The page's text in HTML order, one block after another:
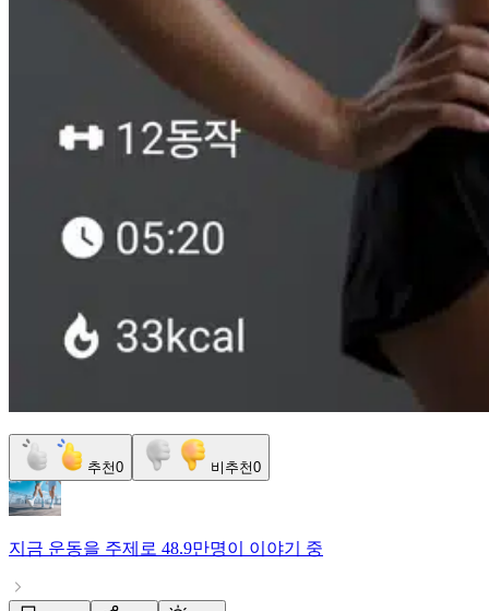
추천0 비추천0
지금 운동을 주제로 48.9만명이 이야기 중